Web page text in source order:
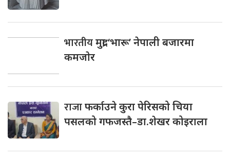
भारतीयमुद्रा ‘भारू’ नेपाली बजारमा
कमजाेर
राजाफर्काउने कुरा पेरिसको चिया
पसलको गफजस्तै–डा.शेखर कोइराला